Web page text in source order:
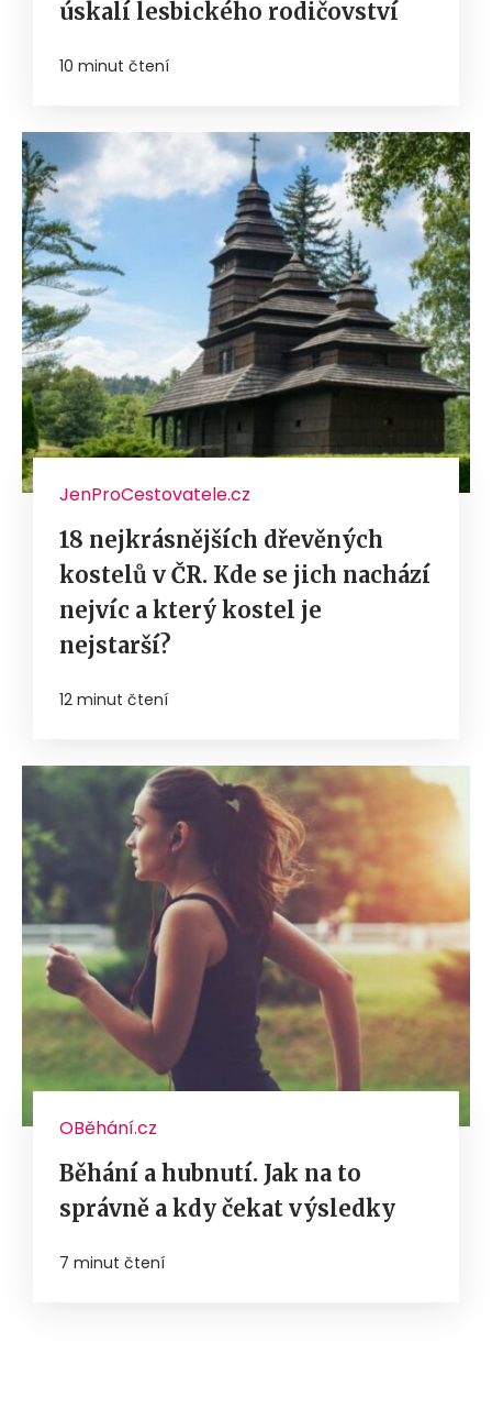
úskalí lesbického rodičovství
10 minut čtení
JenProCestovatele.cz
18 nejkrásnějších dřevěných
kostelů v ČR. Kde se jich nachází
nejvíc a který kostel je
nejstarší?
12 minut čtení
OBěhání.cz
Běhání a hubnutí. Jak na to
správně a kdy čekat výsledky
7 minut čtení